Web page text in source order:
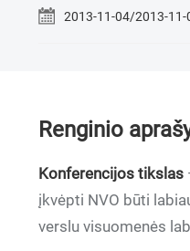
2013-11-04/2013-11-
Renginio
Konferencijos tikslas
įkvėpti NVO būti
verslu visuomenės